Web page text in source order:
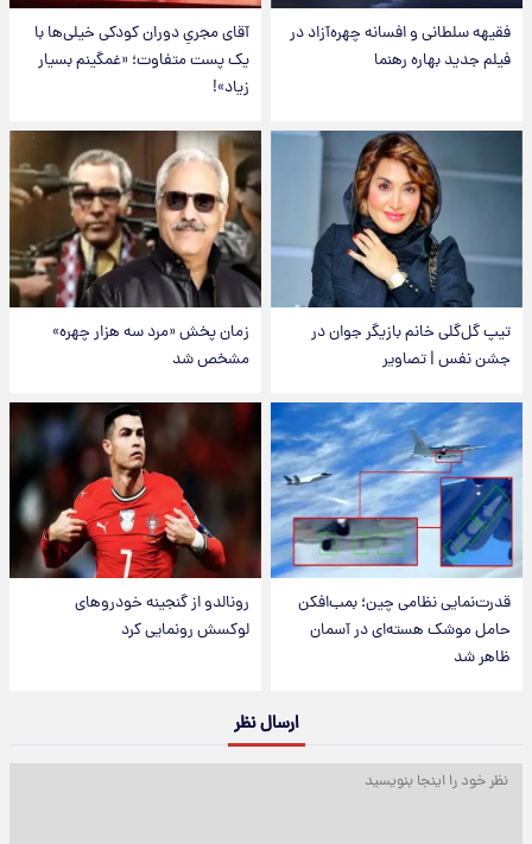
فقیهه سلطانی و افسانه چهره‌آزاد در
فیلم جدید بهاره رهنما
آقای مجریِ دوران کودکی خیلی‌ها با
یک پست متفاوت؛ «غمگینم بسیار
زیاد»!
تیپ گل‌گلی خانم بازیگر جوان در
جشن نفس | تصاویر
زمان پخش «مرد سه هزار چهره»
مشخص شد
قدرت‌نمایی نظامی چین؛ بمب‌افکن
حامل موشک هسته‌ای در آسمان
ظاهر شد
رونالدو از گنجینه خودروهای
لوکسش رونمایی کرد
ارسال نظر